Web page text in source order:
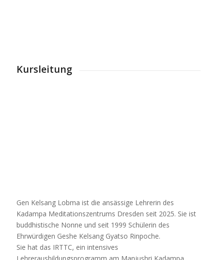
Kursleitung
Gen Kelsang Lobma ist die ansässige Lehrerin des
Kadampa Meditationszentrums Dresden seit 2025. Sie ist
buddhistische Nonne und seit 1999 Schülerin des
Ehrwürdigen Geshe Kelsang Gyatso Rinpoche.
Sie hat das IRTTC, ein intensives